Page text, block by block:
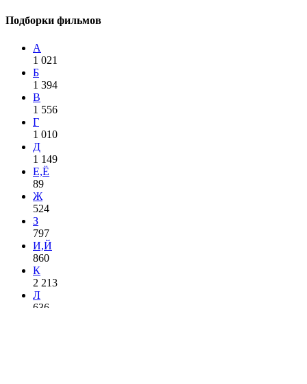
Подборки фильмов
А
1 021
Б
1 394
В
1 556
Г
1 010
Д
1 149
Е,Ё
89
Ж
524
З
797
И,Й
860
К
2 213
Л
636